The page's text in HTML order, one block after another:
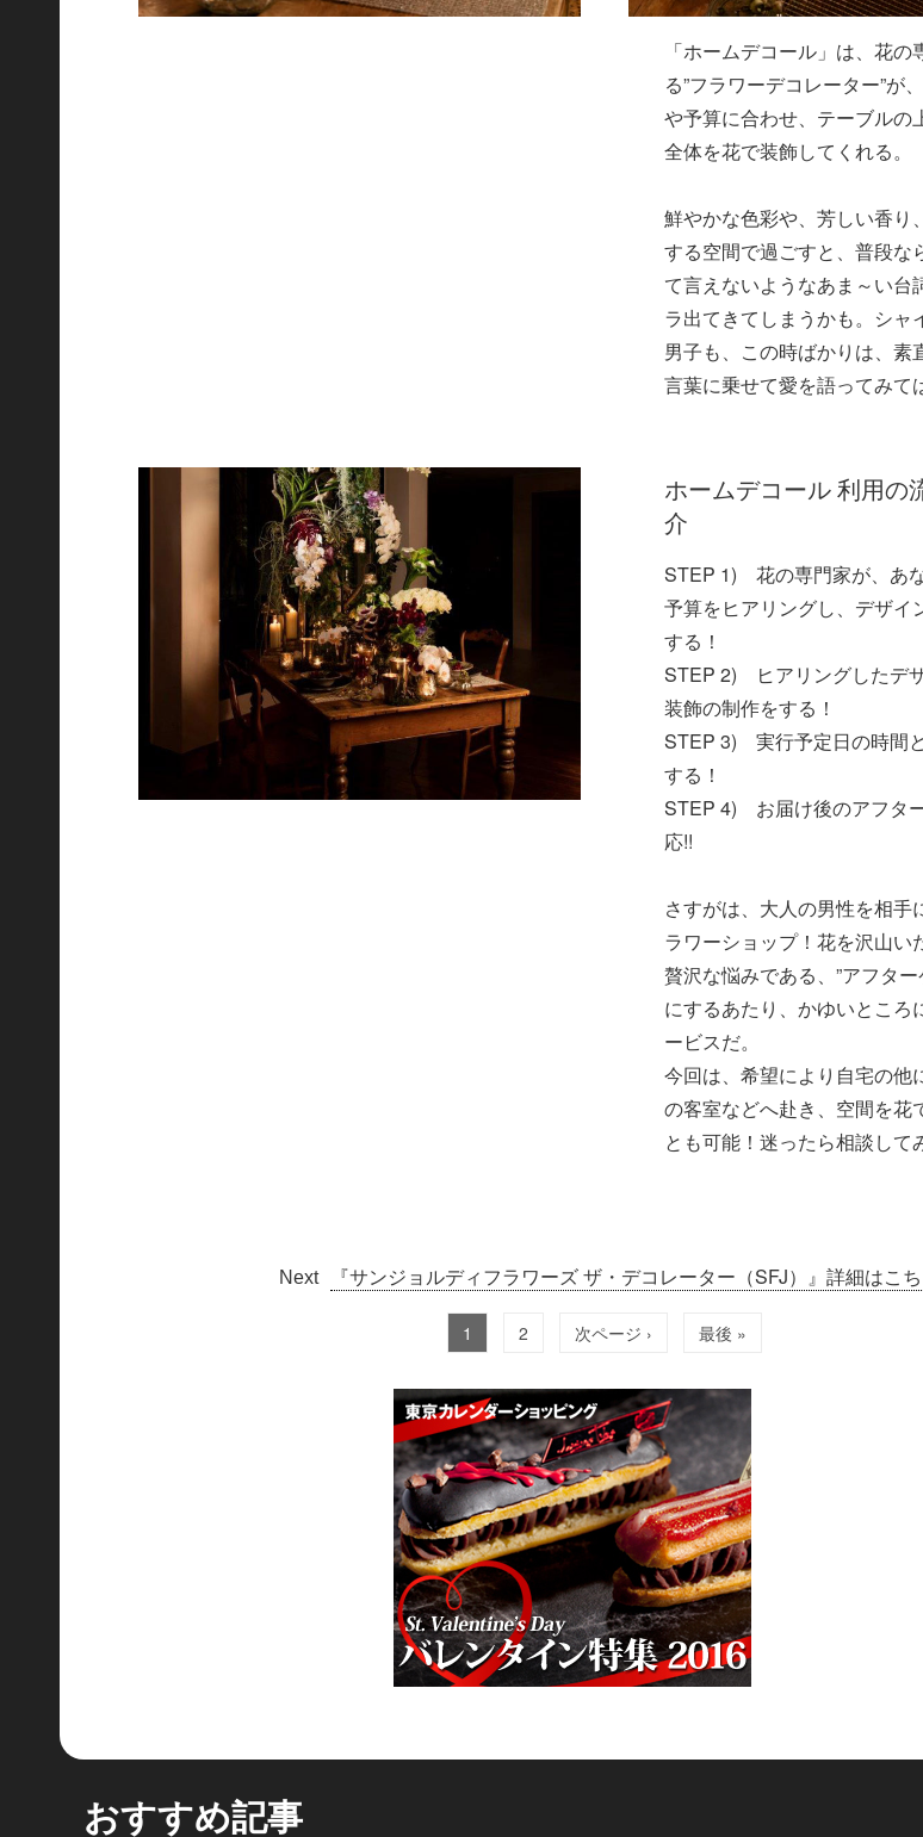
「ホームデコール」は、花の
る”フラワーデコレーター”が
や予算に合わせ、テーブルの
全体を花で装飾してくれる。
鮮やかな色彩や、芳しい香り
する空間で過ごすと、普段な
て言えないようなあま～い台
ラ出てきてしまうかも。シャ
男子も、この時ばかりは、素
言葉に乗せて愛を語ってみて
ホームデコール 利用の
介
STEP 1) 花の専門家が、あ
予算をヒアリングし、デザイ
する！
STEP 2) ヒアリングしたデ
装飾の制作をする！
STEP 3) 実行予定日の時間
する！
STEP 4) お届け後のアフタ
応!!
さすがは、大人の男性を相手
ラワーショップ！花を沢山い
贅沢な悩みである、”アフター
にするあたり、かゆいところ
ービスだ。
今回は、希望により自宅の他
の客室などへ赴き、空間を花
とも可能！迷ったら相談して
『サンジョルディフラワーズ ザ・デコレーター（SFJ）』詳細はこ
1 2 次ページ › 最後 »
おすすめ記事